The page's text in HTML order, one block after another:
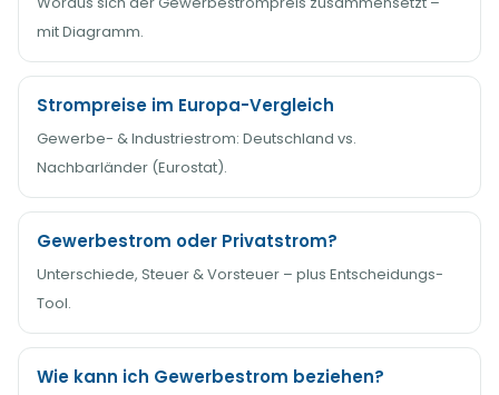
mit Diagramm.
Strompreise im Europa-Vergleich
Gewerbe- & Industriestrom: Deutschland vs.
Nachbarländer (Eurostat).
Gewerbestrom oder Privatstrom?
Unterschiede, Steuer & Vorsteuer – plus Entscheidungs-
Tool.
Wie kann ich Gewerbestrom beziehen?